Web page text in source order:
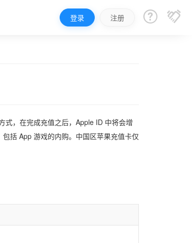
登录 注册  
式，在完成充值之后，Apple ID 中将会增
括 App 游戏的内购。中国区苹果充值卡仅